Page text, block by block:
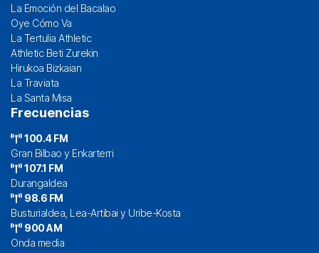
La Emoción del Bacalao
Oye Cómo Va
La Tertulia Athletic
Athletic Beti Zurekin
Hirukoa Bizkaian
La Traviata
La Santa Misa
Frecuencias
100.4 FM
Gran Bilbao y Enkarterri
107.1 FM
Durangaldea
98.6 FM
Busturialdea, Lea-Artibai y Uribe-Kosta
900 AM
Onda media